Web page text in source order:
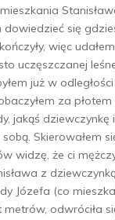
dowiedzieć się
więc
uczęszczanej
już w
za
jakąś
Skierowałem
widzę, że ci
z
Józefa (co
metrów, odwróciła